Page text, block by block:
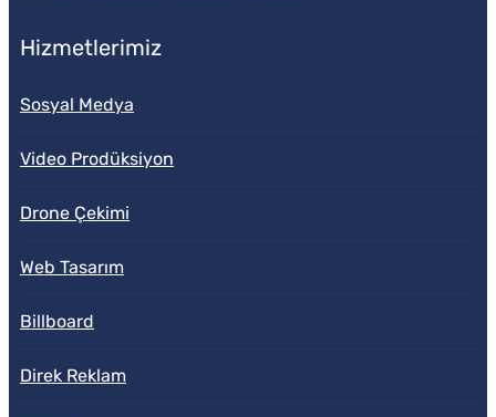
Hizmetlerimiz
Sosyal Medya
Video Prodüksiyon
Drone Çekimi
Web Tasarım
Billboard
Direk Reklam